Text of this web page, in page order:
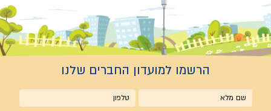
הרשמו למועדון החברים שלנו